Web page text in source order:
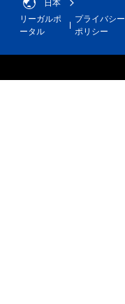
日本
リーガルポ
ータル
プライバシー
ポリシー